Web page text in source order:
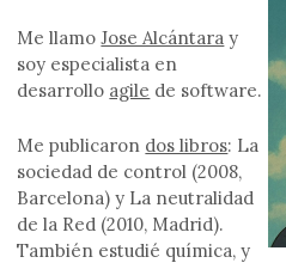
Me llamoJose Alcántara y
soy especialista en
desarrollo agile de software.
Me publicaron dos libros: La
sociedad de control (2008,
Barcelona) y La neutralidad
de la Red (2010, Madrid).
También estudié química, y